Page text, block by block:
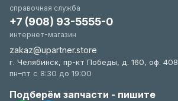
справочная служба
+7 (908) 93-5555-0
интернет-магазин
zakaz@upartner.store
г. Челябинск, пр-кт Победы, д. 160, оф. 408
пн–пт с 8:30 до 19:00
Подберём запчасти - пишите